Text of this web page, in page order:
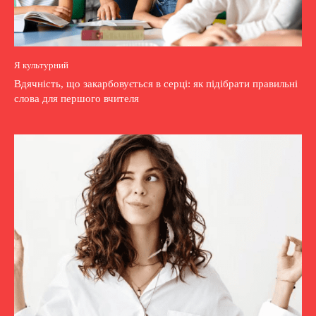
Я культурний
Вдячність, що закарбовується в серці: як підібрати правильні
слова для першого вчителя